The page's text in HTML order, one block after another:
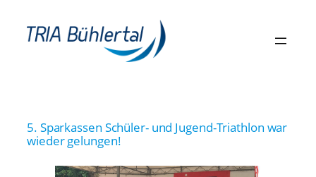
Inhalt
springen
5. Sparkassen Schüler- und Jugend-Triathlon war
wieder gelungen!